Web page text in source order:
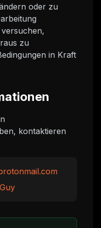
oder zu
zu
in Kraft
kontaktieren